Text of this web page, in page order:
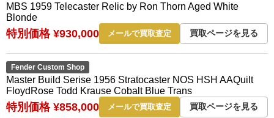
MBS 1959 Telecaster Relic by Ron Thorn Aged White
Blonde
特別価格 ¥930,000 メールで買取査定 買取ページを見る
Fender Custom Shop
Master Build Serise 1956 Stratocaster NOS HSH AAQuilt
FloydRose Todd Krause Cobalt Blue Trans
特別価格 ¥858,000 メールで買取査定 買取ページを見る